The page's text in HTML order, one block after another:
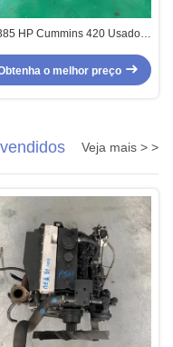
HP Cummins 420 Usado
caminhões Commins
o melhor preço
Veja mais > >